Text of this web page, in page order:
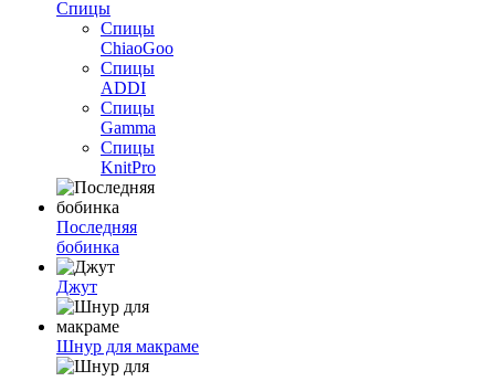
Спицы
Спицы
ChiaoGoo
Спицы
ADDI
Спицы
Gamma
Спицы
KnitPro
Последняя
бобинка
Джут
Шнур для макраме